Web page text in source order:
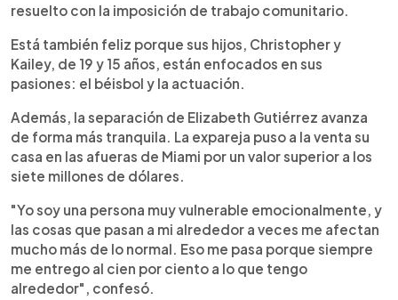
resuelto con la imposición de trabajo comunitario.
Está también feliz porque sus hijos, Christopher y
Kailey, de 19 y 15 años, están enfocados en sus
pasiones: el béisbol y la actuación.
Además, la separación de Elizabeth Gutiérrez avanza
de forma más tranquila. La expareja puso a la venta su
casa en las afueras de Miami por un valor superior a los
siete millones de dólares.
"Yo soy una persona muy vulnerable emocionalmente, y
las cosas que pasan a mi alrededor a veces me afectan
mucho más de lo normal. Eso me pasa porque siempre
me entrego al cien por ciento a lo que tengo
alrededor", confesó.